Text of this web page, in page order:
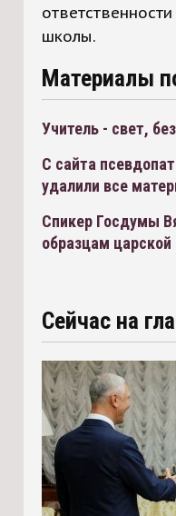
школы.
Материалы
Учитель - свет,
С сайта
удалили все
Спикер Госдумы
образцам царской
Сейчас на